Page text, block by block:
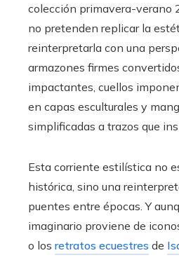
colección primavera-verano
no pretenden replicar la
reinterpretarla con una
armazones firmes
impactantes, cuellos
en capas esculturales y
simplificadas a trazos que
Esta corriente estilística no
histórica, sino una
puentes entre épocas. Y
imaginario proviene de
o los retratos ecuestres de